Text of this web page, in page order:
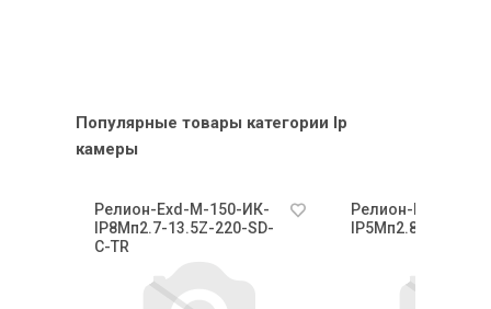
Популярные товары категории Ip
камеры
Релион-Exd-М-150-ИК-
IP8Мп2.7-13.5Z-220-SD-
С-TR
Релион-Exd-Н-
IP5Мп2.8mm-PoE-